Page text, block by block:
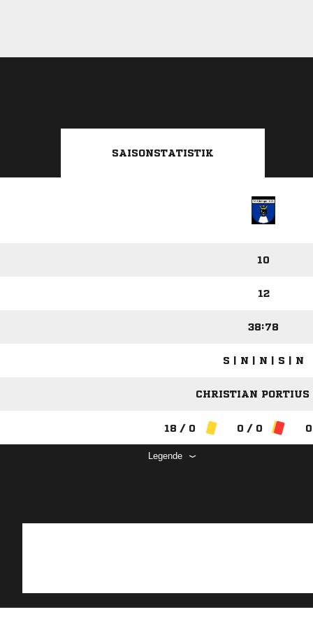
SAISONSTATISTIK
10
12
38:78
S | N | N | S | N
CHRISTIAN PORTIUS
18 / 0 0 / 0
Legende